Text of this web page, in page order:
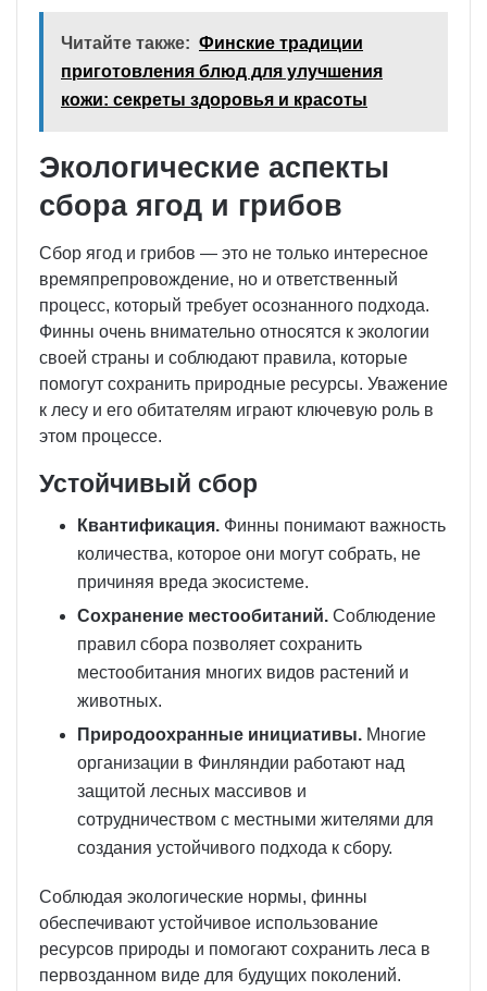
Читайте также: Финские традиции
приготовления блюд для улучшения
кожи: секреты здоровья и красоты
Экологические аспекты
сбора ягод и грибов
Сбор ягод и грибов — это не только интересное
времяпрепровождение, но и ответственный
процесс, который требует осознанного подхода.
Финны очень внимательно относятся к экологии
своей страны и соблюдают правила, которые
помогут сохранить природные ресурсы. Уважение
к лесу и его обитателям играют ключевую роль в
этом процессе.
Устойчивый сбор
Квантификация. Финны понимают важность
количества, которое они могут собрать, не
причиняя вреда экосистеме.
Сохранение местообитаний. Соблюдение
правил сбора позволяет сохранить
местообитания многих видов растений и
животных.
Природоохранные инициативы. Многие
организации в Финляндии работают над
защитой лесных массивов и
сотрудничеством с местными жителями для
создания устойчивого подхода к сбору.
Соблюдая экологические нормы, финны
обеспечивают устойчивое использование
ресурсов природы и помогают сохранить леса в
первозданном виде для будущих поколений.